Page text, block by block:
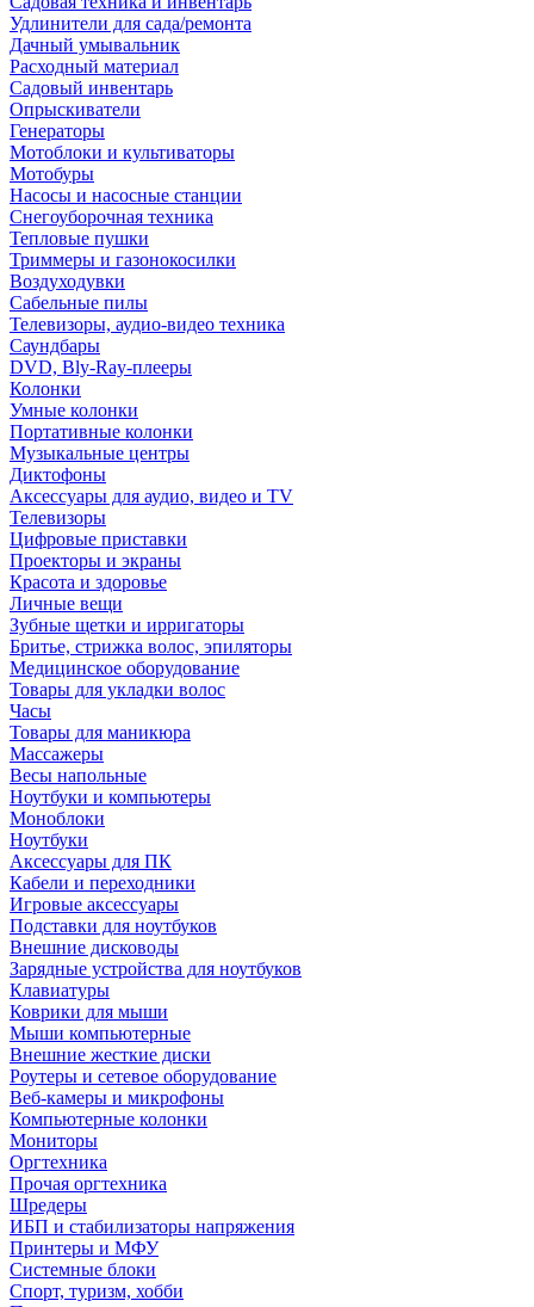
Удлинители для сада/ремонта
Дачный умывальник
Расходный материал
Садовый инвентарь
Опрыскиватели
Генераторы
Мотоблоки и культиваторы
Мотобуры
Насосы и насосные станции
Снегоуборочная техника
Тепловые пушки
Триммеры и газонокосилки
Воздуходувки
Сабельные пилы
Телевизоры, аудио-видео техника
Саундбары
DVD, Bly-Ray-плееры
Колонки
Умные колонки
Портативные колонки
Музыкальные центры
Диктофоны
Аксессуары для аудио, видео и TV
Телевизоры
Цифровые приставки
Проекторы и экраны
Красота и здоровье
Личные вещи
Зубные щетки и ирригаторы
Бритье, стрижка волос, эпиляторы
Медицинское оборудование
Товары для укладки волос
Часы
Товары для маникюра
Массажеры
Весы напольные
Ноутбуки и компьютеры
Моноблоки
Ноутбуки
Аксессуары для ПК
Кабели и переходники
Игровые аксессуары
Подставки для ноутбуков
Внешние дисководы
Зарядные устройства для ноутбуков
Клавиатуры
Коврики для мыши
Мыши компьютерные
Внешние жесткие диски
Роутеры и сетевое оборудование
Веб-камеры и микрофоны
Компьютерные колонки
Мониторы
Оргтехника
Прочая оргтехника
Шредеры
ИБП и стабилизаторы напряжения
Принтеры и МФУ
Системные блоки
Спорт, туризм, хобби